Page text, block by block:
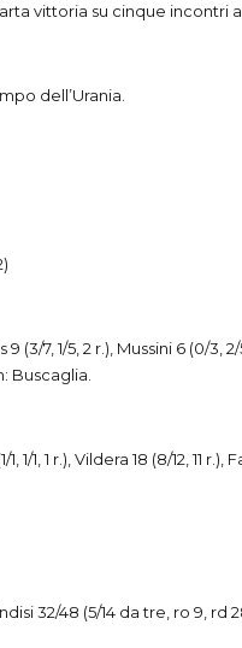
vittoria su cinque incontri
dell’Urania.
(3/7, 1/5, 2 r.), Mussini 6 (0/3,
Buscaglia.
1/1, 1 r.), Vildera 18 (8/12, 11
32/48 (5/14 da tre, ro 9, rd